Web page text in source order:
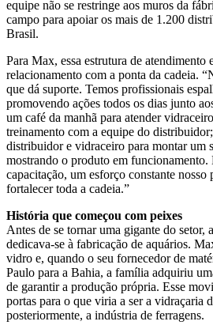
equipe não se restringe aos muros da
campo para apoiar os mais de 1.200
Brasil.
Para Max, essa estrutura de atendimento
relacionamento com a ponta da cadeia.
que dá suporte. Temos profissionais
promovendo ações todos os dias junto
um café da manhã para atender
treinamento com a equipe do
distribuidor e vidraceiro para montar um
mostrando o produto em
capacitação, um esforço constante nosso
fortalecer toda a cadeia.”
História que começou com peixes
Antes de se tornar uma gigante do
dedicava-se à fabricação de aquários.
vidro e, quando o seu fornecedor de
Paulo para a Bahia, a família adquiriu
de garantir a produção própria. Esse
portas para o que viria a ser a vidraçaria
posteriormente, a indústria de ferragens.